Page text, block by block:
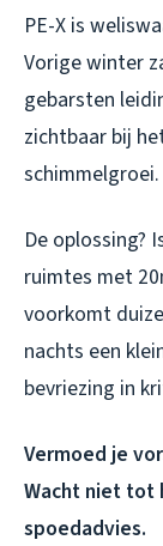
PE-X is
Vorige winter
gebarsten
zichtbaar bij
schimmelgroei.
De oplossing?
ruimtes met
voorkomt
nachts een
bevriezing in
Vermoed je
Wacht niet tot
spoedadvies.